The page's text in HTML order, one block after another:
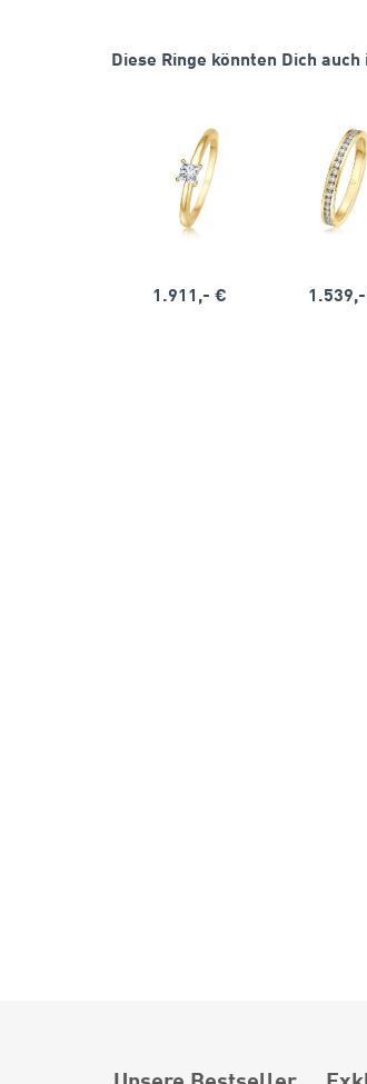
Diese Ringe könnten Dich
1.911,- €